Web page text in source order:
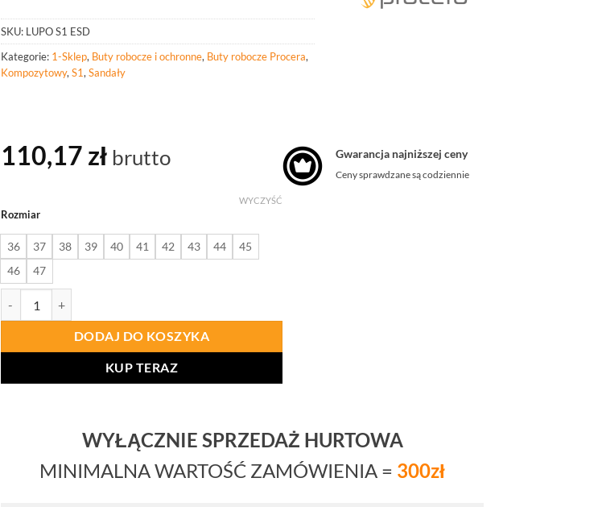
SKU: LUPO S1 ESD
Kategorie: 1-Sklep, Buty robocze i ochronne, Buty robocze Procera,
Kompozytowy, S1, Sandały
110,17 zł brutto
Rozmiar
36 37 38 39 40 41 42 43 44
45
46
47
WYCZYŚĆ
DODAJ DO KOSZYKA
KUP TERAZ
Gwarancja najniższej ceny
Ceny sprawdzane są codziennie
WYŁĄCZNIE SPRZEDAŻ HURTOWA
MINIMALNA WARTOŚĆ ZAMÓWIENIA = 300zł